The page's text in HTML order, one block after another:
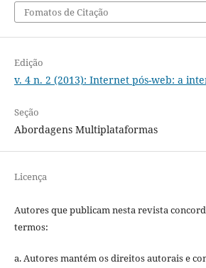
Fomatos de Citação
Edição
v. 4 n. 2 (2013): Internet pós-web: a
Seção
Abordagens Multiplataformas
Licença
Autores que publicam nesta revista
termos:
a. Autores mantém os direitos autorais e